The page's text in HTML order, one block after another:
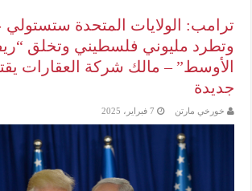
ترامب: الولايات المتحدة
وتطرد مليوني فلسطيني وتخلق
الأوسط” – مالك شركة العقارات
جديدة
خورخي مارتن 7 فبراير، 2025